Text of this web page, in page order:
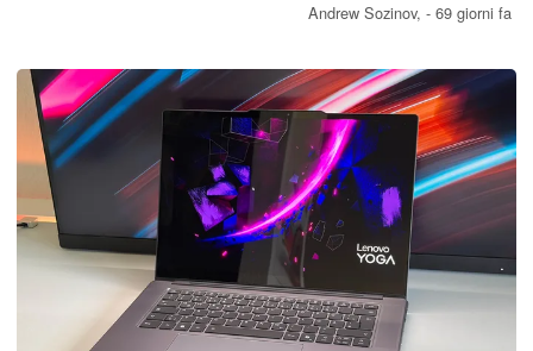
fino a 20 core di CPU e supporto per 128 GB di memoria
Andrew Sozinov, - 69 giorni fa